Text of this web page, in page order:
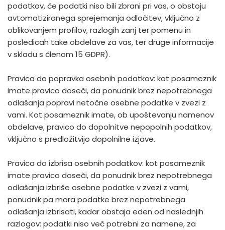
podatkov, če podatki niso bili zbrani pri vas, o obstoju
avtomatiziranega sprejemanja odločitev, vključno z
oblikovanjem profilov, razlogih zanj ter pomenu in
posledicah take obdelave za vas, ter druge informacije
v skladu s členom 15 GDPR).
Pravica do popravka osebnih podatkov: kot posameznik
imate pravico doseči, da ponudnik brez nepotrebnega
odlašanja popravi netočne osebne podatke v zvezi z
vami. Kot posameznik imate, ob upoštevanju namenov
obdelave, pravico do dopolnitve nepopolnih podatkov,
vključno s predložitvijo dopolnilne izjave.
Pravica do izbrisa osebnih podatkov: kot posameznik
imate pravico doseči, da ponudnik brez nepotrebnega
odlašanja izbriše osebne podatke v zvezi z vami,
ponudnik pa mora podatke brez nepotrebnega
odlašanja izbrisati, kadar obstaja eden od naslednjih
razlogov: podatki niso več potrebni za namene, za